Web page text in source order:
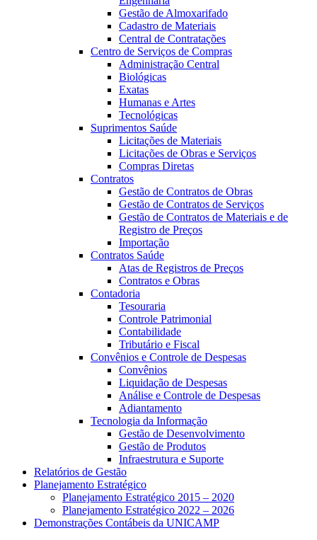
Gestão de Almoxarifado
Cadastro de Materiais
Central de Contratações
Centro de Serviços de Compras
Administração Central
Biológicas
Exatas
Humanas e Artes
Tecnológicas
Suprimentos Saúde
Licitações de Materiais
Licitações de Obras e Serviços
Compras Diretas
Contratos
Gestão de Contratos de Obras
Gestão de Contratos de Serviços
Gestão de Contratos de Materiais e de
Registro de Preços
Importação
Contratos Saúde
Atas de Registros de Preços
Contratos e Obras
Contadoria
Tesouraria
Controle Patrimonial
Contabilidade
Tributário e Fiscal
Convênios e Controle de Despesas
Convênios
Liquidação de Despesas
Análise e Controle de Despesas
Adiantamento
Tecnologia da Informação
Gestão de Desenvolvimento
Gestão de Produtos
Infraestrutura e Suporte
Relatórios de Gestão
Planejamento Estratégico
Planejamento Estratégico 2015 – 2020
Planejamento Estratégico 2022 – 2026
Demonstrações Contábeis da UNICAMP